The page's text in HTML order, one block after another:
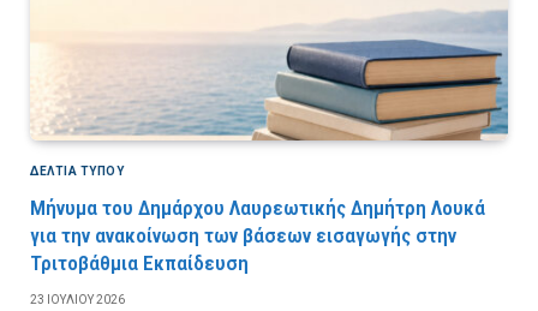
ΔΕΛΤΙΑ ΤΥΠΟΥ
Μήνυμα του Δημάρχου Λαυρεωτικής Δημήτρη Λουκά
για την ανακοίνωση των βάσεων εισαγωγής στην
Τριτοβάθμια Εκπαίδευση
23 ΙΟΥΛΊΟΥ 2026